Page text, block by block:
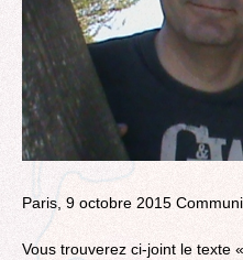
Paris, 9 octobre 2015
Vous trouverez ci-joint le texte